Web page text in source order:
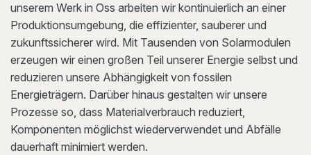
unserem Werk in Oss arbeiten wir kontinuierlich an einer
Produktionsumgebung, die effizienter, sauberer und
zukunftssicherer wird. Mit Tausenden von Solarmodulen
erzeugen wir einen großen Teil unserer Energie selbst und
reduzieren unsere Abhängigkeit von fossilen
Energieträgern. Darüber hinaus gestalten wir unsere
Prozesse so, dass Materialverbrauch reduziert,
Komponenten möglichst wiederverwendet und Abfälle
dauerhaft minimiert werden.